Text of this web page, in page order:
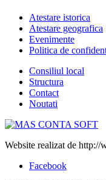
Atestare istorica
Atestare geografica
Evenimente
Politica de
Consiliul local
Structura
Contact
Noutati
Website realizat de http://
Facebook